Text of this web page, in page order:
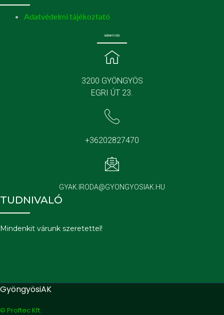
Adatvédelmi tájékoztató
ELÉRHETŐSÉG
3200 GYÖNGYÖS
EGRI ÚT 23.
+36202827470
GYAK.IRODA@GYONGYOSIAK.HU
TUDNIVALÓ
Mindenkit várunk szeretettel!
GyöngyösiAK
© Proftec Kft.